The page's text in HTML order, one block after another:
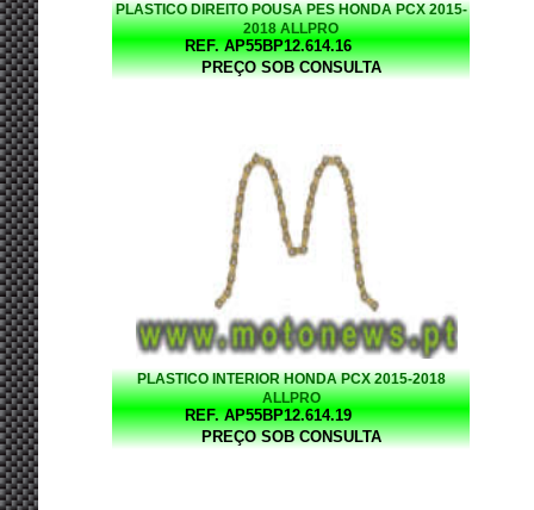
PLASTICO DIREITO POUSA PES HONDA PCX 2015-
2018 ALLPRO
REF. AP55BP12.614.16
PREÇO SOB CONSULTA
PLASTICO INTERIOR HONDA PCX 2015-2018
ALLPRO
REF. AP55BP12.614.19
PREÇO SOB CONSULTA